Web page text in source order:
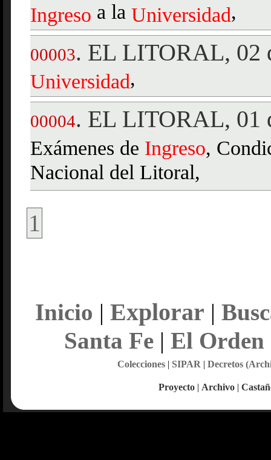
Ingreso a la Universidad,
00003. EL LITORAL, 02
Universidad,
00004. EL LITORAL, 01
Exámenes de Ingreso,
Nacional del Litoral,
1
Inicio | Explorar |
Santa Fe| El Orden
Colecciones| SIPAR | Decretos
Proyecto | Archivo |